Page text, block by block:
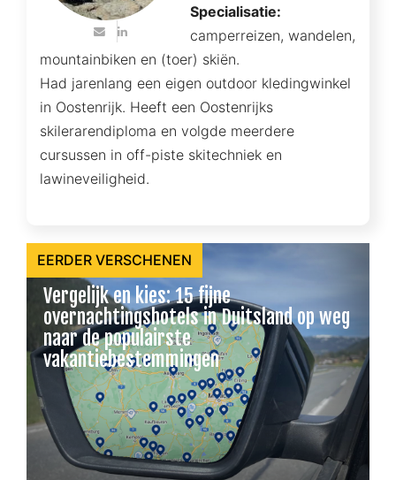
Specialisatie:
camperreizen, wandelen,
mountainbiken en (toer) skiën.
Had jarenlang een eigen outdoor kledingwinkel
in Oostenrijk. Heeft een Oostenrijks
skilerarendiploma en volgde meerdere
cursussen in off-piste skitechniek en
lawineveiligheid.
EERDER VERSCHENEN
Vergelijk en kies: 15 fijne
overnachtingshotels in Duitsland op weg
naar de populairste
vakantiebestemmingen